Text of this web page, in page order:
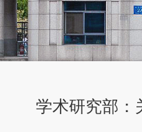
学术研究部：